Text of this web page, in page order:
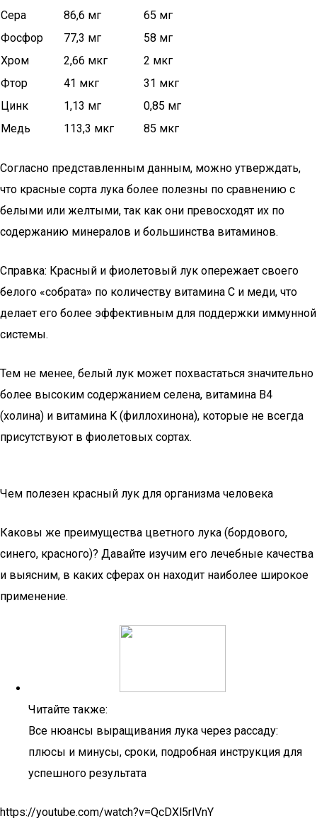
Сера
86,6 мг
65 мг
Фосфор
77,3 мг
58 мг
Хром
2,66 мкг
2 мкг
Фтор
41 мкг
31 мкг
Цинк
1,13 мг
0,85 мг
Медь
113,3 мкг 85 мкг
Согласно представленным данным, можно утверждать,
что красные сорта лука более полезны по сравнению с
белыми или желтыми, так как они превосходят их по
содержанию минералов и большинства витаминов.
Справка: Красный и фиолетовый лук опережает своего
белого «собрата» по количеству витамина C и меди, что
делает его более эффективным для поддержки иммунной
системы.
Тем не менее, белый лук может похвастаться значительно
более высоким содержанием селена, витамина B4
(холина) и витамина K (филлохинона), которые не всегда
присутствуют в фиолетовых сортах.
Чем полезен красный лук для организма человека
Каковы же преимущества цветного лука (бордового,
синего, красного)? Давайте изучим его лечебные качества
и выясним, в каких сферах он находит наиболее широкое
применение.
Читайте также:
Все нюансы выращивания лука через рассаду:
плюсы и минусы, сроки, подробная инструкция для
успешного результата
https://youtube.com/watch?v=QcDXl5rlVnY